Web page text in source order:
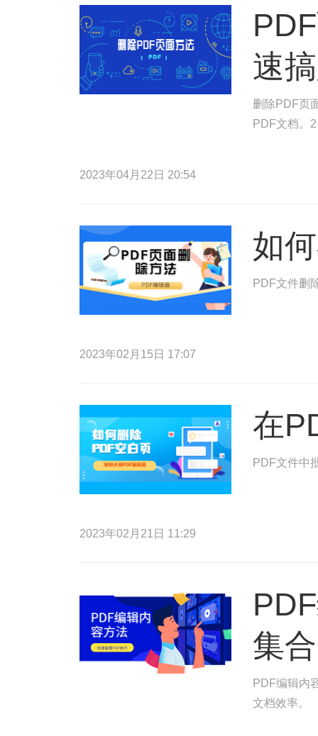
速
删除PDF页
PDF文档。
2023年04月22日 20:54
如
PDF文件删
2023年02月15日 17:07
在
PDF文件中
2023年02月21日 11:29
集合
PDF编辑内
文档效率。